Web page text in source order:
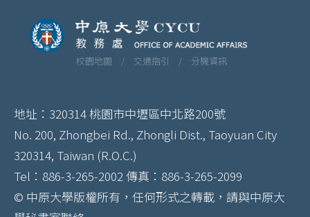
校園地圖 / 交通指引 / 分機資訊
地址：320314 桃園市中壢區中北路200號
No. 200, Zhongbei Rd., Zhongli Dist., Taoyuan City
320314, Taiwan (R.O.C.)
Tel：886-3-265-2002 傳真：886-3-265-2099
© 中原大學版權所有，任何形式之轉載，請與中原大